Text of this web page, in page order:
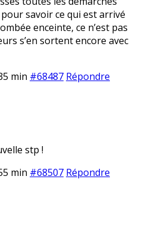
savoir ce qui est arrivé
enceinte, ce n’est pas
s’en sortent encore avec
min #68487 Répondre
stp !
min #68507 Répondre